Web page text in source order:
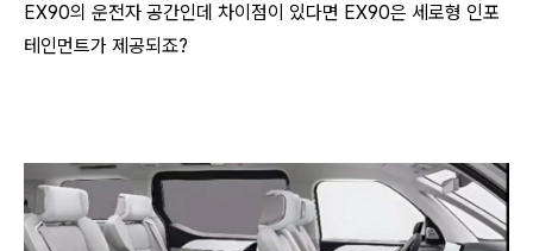
EX90의 운전자 공간인데 차이점이 있다면 EX90은 세로형 인포
테인먼트가 제공되죠?